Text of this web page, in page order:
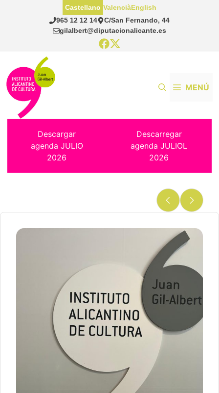
965 12 12 14
C/San Fernando, 44
gilalbert@diputacionalicante.es
Castellano ValenciàEnglish
MENÚ
Descargar
agenda JULIO
2026
Descarregar
agenda JULIOL
2026